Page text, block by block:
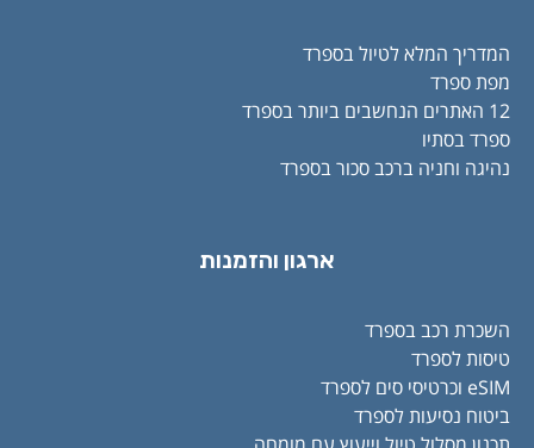
המדריך המלא לטיול בספרד
מפת ספרד
12 האתרים הנחשבים ביותר בספרד
ספרד בסתיו
נהיגה וחניה ברכב סכור בספרד
ארגון והזמנות
השכרת רכב בספרד
טיסות לספרד
eSIM וכרטיסי סים לספרד
ביטוח נסיעות לספרד